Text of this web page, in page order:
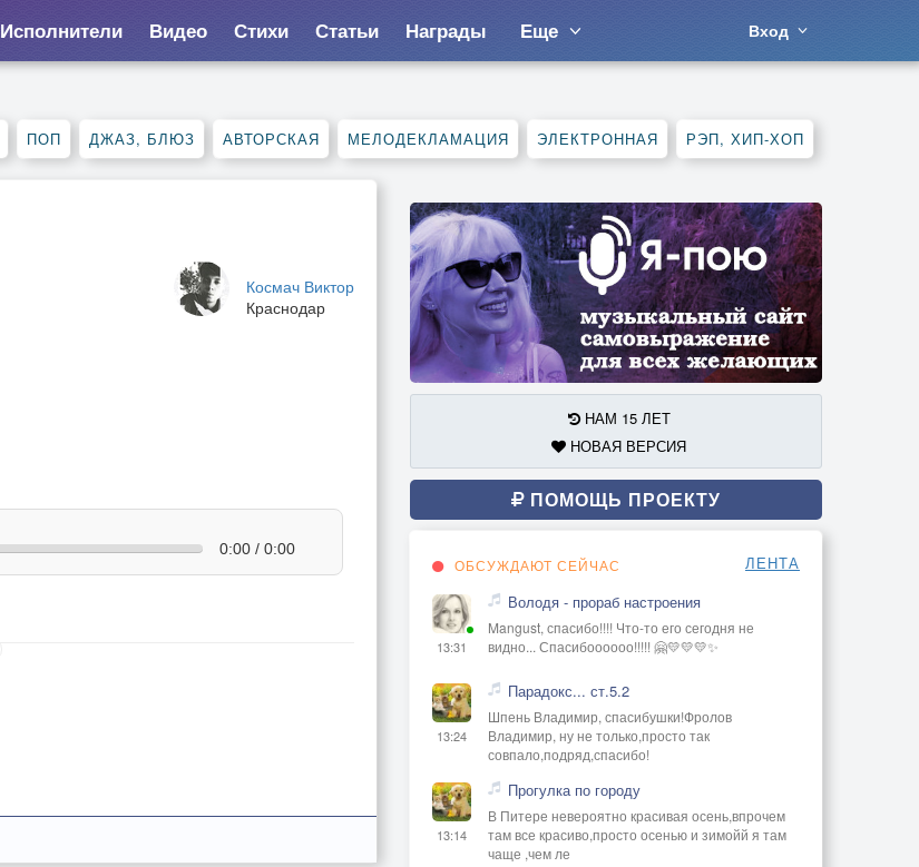
Исполнители Видео Стихи Статьи Награды Еще Вход
ПОП ДЖАЗ, БЛЮЗ АВТОРСКАЯ МЕЛОДЕКЛАМАЦИЯ ЭЛЕКТРОННАЯ РЭП, ХИП-ХОП
Космач Виктор
Краснодар
0:00 / 0:00
НАМ 15 ЛЕТ
НОВАЯ ВЕРСИЯ
ПОМОЩЬ ПРОЕКТУ
ОБСУЖДАЮТ СЕЙЧАС ЛЕНТА
13:31
Володя - прораб настроения
Mangust, спасибо!!!! Что-то его сегодня не
видно... Спасибоооооо!!!!! 🤗💛💛💛✨
13:24
Парадокс... ст.5.2
Шпень Владимир, спасибушки!Фролов
Владимир, ну не только,просто так
совпало,подряд,спасибо!
13:14
Прогулка по городу
В Питере невероятно красивая осень,впрочем
там все красиво,просто осенью и зимойй я там
чаще ,чем ле